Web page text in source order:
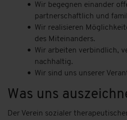
Wir begegnen einander
partnerschaftlich und
Wir realisieren
des Miteinanders.
Wir arbeiten verbindlich,
nachhaltig.
Wir sind uns unserer
Was uns
Der Verein sozialer